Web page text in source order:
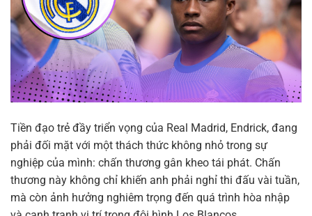
Tiền đạo trẻ đầy triển vọng của Real Madrid, Endrick, đang
phải đối mặt với một thách thức không nhỏ trong sự
nghiệp của mình: chấn thương gân kheo tái phát. Chấn
thương này không chỉ khiến anh phải nghỉ thi đấu vài tuần,
mà còn ảnh hưởng nghiêm trọng đến quá trình hòa nhập